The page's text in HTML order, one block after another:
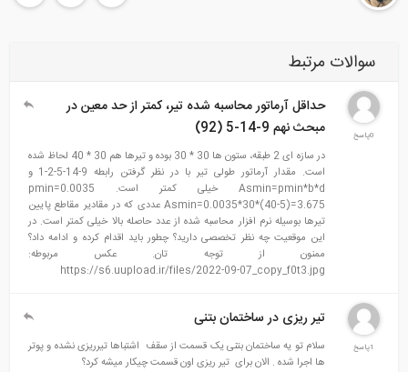
سوالات مرتبط
حداقل آرماتور محاسبه شده تیر، کمتر از حد معین در
مبحث نهم 9-14-5 (92)
در سازه ای 2 طبقه، ستون ها 30 * 30 بوده و تیرها هم 30 * 40 لحاظ شده
است. مقدار آرماتور طولی تیر با در نظر گرفتن رابطه 9-14-5-2-1 و
Asmin=pmin*b*d خیلی کمتر است. pmin=0.0035
Asmin=0.0035*30*(40-5)=3.675 عددی که در مقادیر مقاطع پایین
تیرها بوسیله نرم افزار محاسبه شده از عدد حاصله بالا خیلی کمتر است. در
این موقعیت چه نظر تخصصی دارید؟ چطور باید اقدام کرده و ادامه داد؟
ممنون از توجه تان. عکس مربوطه:
https://s6.uupload.ir/files/2022-09-07_copy_f0t3.jpg
تیر ریزی در ساختمان بتنی
سلام تو یه ساختمان بتنی یک قسمت از سقف اشتباها تیرریزی نشده و پوتر
ها اجرا شده . الان برای تیر ریزی اون قسمت چیکار میشه کرد؟